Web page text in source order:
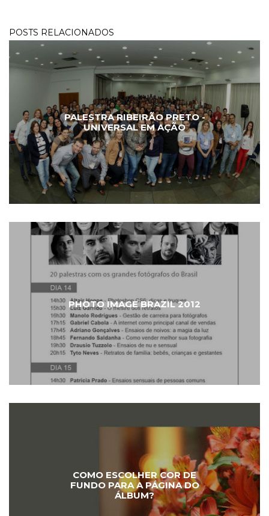
POSTS RELACIONADOS
PALESTRA RIBEIRÃO PRETO -
UNIVERSAL EM AÇÃO
PHOTO IMAGE BRAZIL 2012
COMO ESCOLHER COR DE
FUNDO PARA A PÁGINA DO
ÁLBUM?